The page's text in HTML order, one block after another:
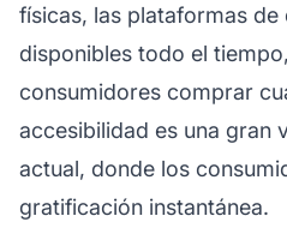
físicas, las plataformas
disponibles todo el
consumidores comprar
accesibilidad es una gran
actual, donde los
gratificación instantánea.